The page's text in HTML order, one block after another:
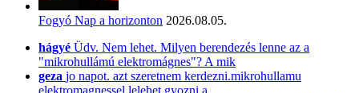
Fogyó Nap a horizonton 2026.08.05.
hágyé Üdv. Nem lehet. Milyen berendezés lenne az a
"mikrohullámú elektromágnes"? A mik
geza jo napot. azt szeretnem kerdezni.mikrohullamu